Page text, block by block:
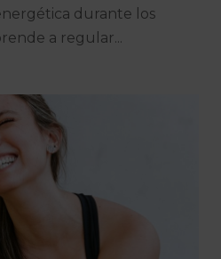
durante los
a regular...